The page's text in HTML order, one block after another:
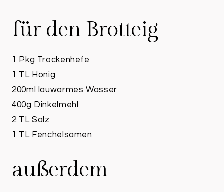
für den Brotteig
1 Pkg Trockenhefe
1 TL Honig
200ml lauwarmes Wasser
400g Dinkelmehl
2 TL Salz
1 TL Fenchelsamen
außerdem